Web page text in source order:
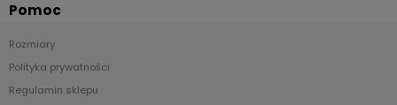
Pomoc
Rozmiary
Polityka prywatności
Regulamin sklepu